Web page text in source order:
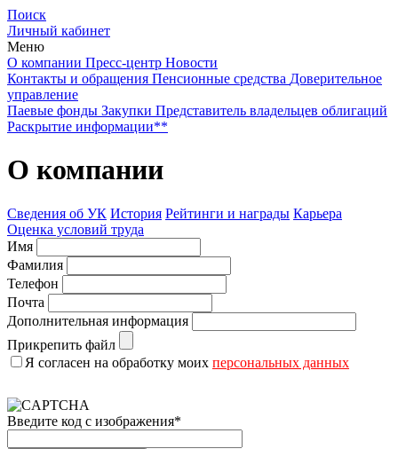
Поиск
Личный кабинет
Меню
О компании Пресс-центр Новости
Контакты и обращения Пенсионные средства Доверительное
управление
Паевые фонды Закупки Представитель владельцев облигаций
Раскрытие информации**
О компании
Сведения об УК История Рейтинги и награды Карьера
Оценка условий труда
Имя
Фамилия
Телефон
Почта
Дополнительная информация
Прикрепить файл
Я согласен на обработку моих персональных данных
Введите код с изображения*